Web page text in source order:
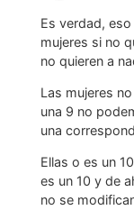
Es verdad,
mujeres si no
no quieren a
Las mujeres
una 9 no
una
Ellas o es un
es un 10 y de
no se